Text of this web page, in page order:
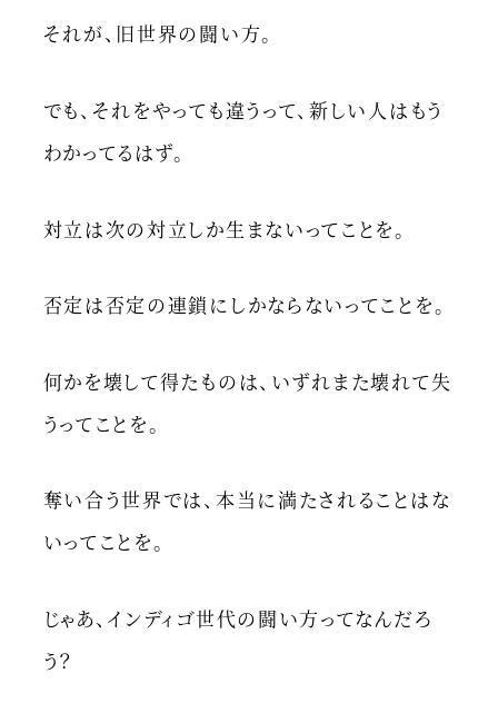
それが、旧世界の闘い方。
でも、それをやっても違うって、新しい人はもう
わかってるはず。
対立は次の対立しか生まないってことを。
否定は否定の連鎖にしかならないってことを。
何かを壊して得たものは、いずれまた壊れて失
うってことを。
奪い合う世界では、本当に満たされることはな
いってことを。
じゃあ、インディゴ世代の闘い方ってなんだろ
う？